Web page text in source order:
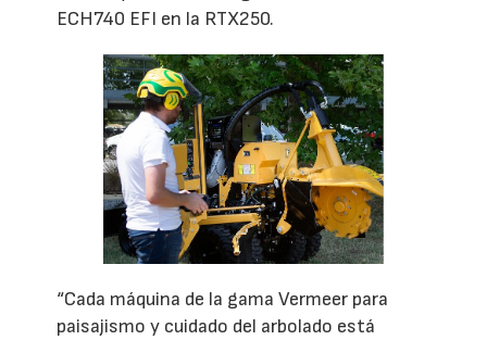
ECH740 EFI en la RTX250.
“Cada máquina de la gama Vermeer para
paisajismo y cuidado del arbolado está